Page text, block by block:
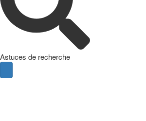
Astuces de recherche